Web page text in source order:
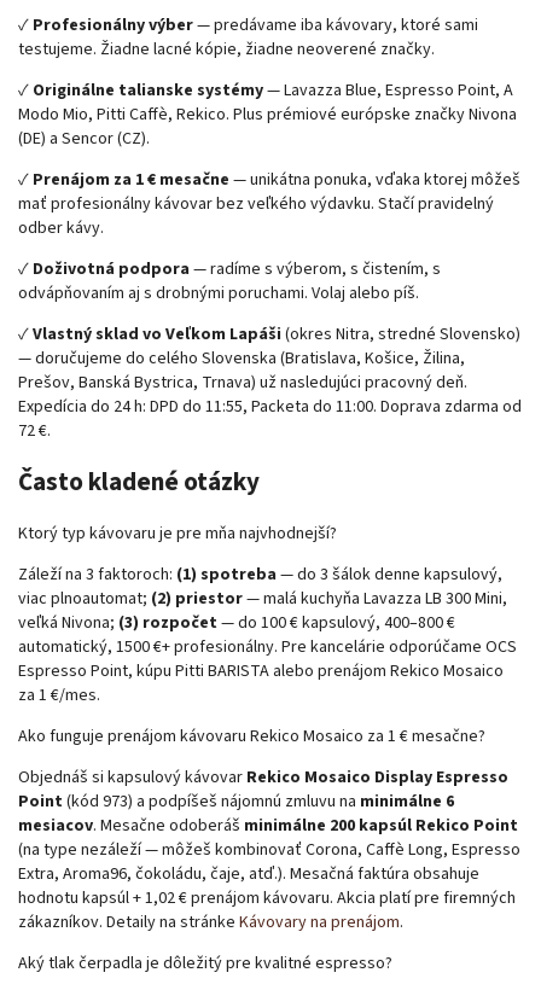
✓ Profesionálny výber— predávame iba kávovary, ktoré sami
testujeme. Žiadne lacné kópie, žiadne neoverené značky.
✓ Originálne talianske systémy— Lavazza Blue, Espresso Point, A
Modo Mio, Pitti Caffè, Rekico. Plus prémiové európske značky Nivona
(DE) a Sencor (CZ).
✓ Prenájom za 1 € mesačne — unikátna ponuka, vďaka ktorej môžeš
mať profesionálny kávovar bez veľkého výdavku. Stačí pravidelný
odber kávy.
✓ Doživotná podpora — radíme s výberom, s čistením, s
odvápňovaním aj s drobnými poruchami. Volaj alebo píš.
✓Vlastný sklad vo Veľkom Lapáši (okres Nitra, stredné Slovensko)
— doručujeme do celého Slovenska (Bratislava, Košice, Žilina,
Prešov, Banská Bystrica, Trnava) už nasledujúci pracovný deň.
Expedícia do 24 h: DPD do 11:55, Packeta do 11:00. Doprava zdarma od
72 €.
Často kladené otázky
Ktorý typ kávovaru je pre mňa najvhodnejší?
Záleží na 3 faktoroch: (1) spotreba — do 3 šálok denne kapsulový,
viac plnoautomat; (2) priestor— malá kuchyňa Lavazza LB 300 Mini,
veľká Nivona; (3) rozpočet— do 100 € kapsulový, 400–800 €
automatický, 1500 €+ profesionálny. Pre kancelárie odporúčame OCS
Espresso Point, kúpu Pitti BARISTA alebo prenájom Rekico Mosaico
za 1 €/mes.
Ako funguje prenájom kávovaru Rekico Mosaico za 1 € mesačne?
Objednáš si kapsulový kávovar Rekico Mosaico Display Espresso
Point(kód 973) a podpíšeš nájomnú zmluvu na minimálne 6
mesiacov. Mesačne odoberáš minimálne 200 kapsúl Rekico Point
(na type nezáleží — môžeš kombinovať Corona, Caffè Long, Espresso
Extra, Aroma96, čokoládu, čaje, atď.). Mesačná faktúra obsahuje
hodnotu kapsúl + 1,02 € prenájom kávovaru. Akcia platí pre firemných
zákazníkov. Detaily na stránke Kávovary na prenájom.
Aký tlak čerpadla je dôležitý pre kvalitné espresso?